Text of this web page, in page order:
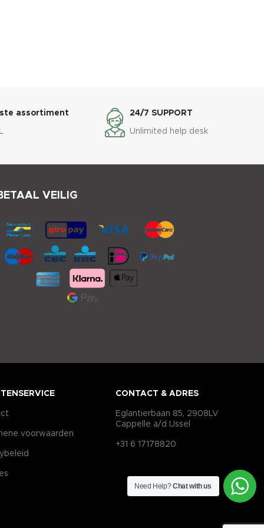
assortiment 24/7 SUPPORT
Unlimited help desk
VEILIG
voorwaarden
CONTACT & ADRES
Eglantierbaan 85, 2908LV
Cappelle a/d IJssel
+31 6 17178820
Need Help?Chat with us